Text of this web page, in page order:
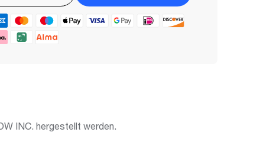
INC. hergestellt werden.